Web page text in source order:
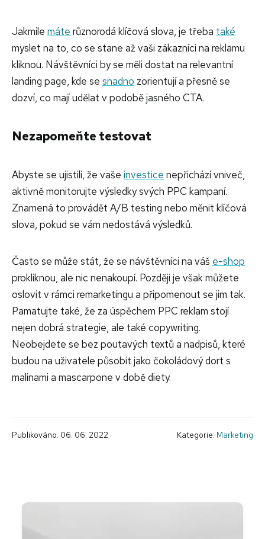
Jakmile máte různorodá klíčová slova, je třeba také
myslet na to, co se stane až vaši zákazníci na reklamu
kliknou. Návštěvníci by se měli dostat na relevantní
landing page, kde se snadno zorientují a přesně se
dozví, co mají udělat v podobě jasného CTA.
Nezapomeňte testovat
Abyste se ujistili, že vaše investice nepřichází vniveč,
aktivně monitorujte výsledky svých PPC kampaní.
Znamená to provádět A/B testing nebo měnit klíčová
slova, pokud se vám nedostává výsledků.
Často se může stát, že se návštěvníci na váš e-shop
prokliknou, ale nic nenakoupí. Později je však můžete
oslovit v rámci remarketingu a připomenout se jim tak.
Pamatujte také, že za úspěchem PPC reklam stojí
nejen dobrá strategie, ale také copywriting.
Neobejdete se bez poutavých textů a nadpisů, které
budou na uživatele působit jako čokoládový dort s
malinami a mascarpone v době diety.
Publikováno: 06. 06. 2022 Kategorie: Marketing